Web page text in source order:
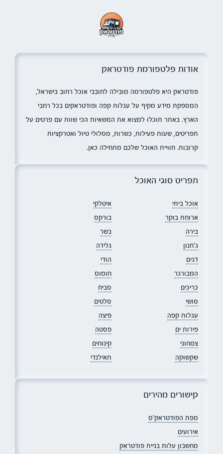
אודות פלטפורמת פודטראק
פודטראק היא פלטפורמה מובילה לחובבי אוכל רחוב בישראל,
המספקת מידע מקיף על עגלות קפה ופודטראקים בכל רחבי
הארץ. באתר תוכלו למצוא את המשאיות הכי שוות עם פרטים על
תפריטים, שעות פעילות, כשרות, מסלולי טיול ואטרקציות
קרובות. חוויית האוכל שלכם מתחילה כאן.
תפריט סוגי האוכל
אוכל ביתי
איטלקי
ארוחת בוקר
בורקס
בירה
בשר
ג׳חנון
גלידה
דגים
הודי
המבורגר
חומוס
כריכים
סביח
סושי
סלטים
עגלות קפה
פיצה
פירות ים
פסטה
צמחוני
קינוחים
שקשוקה
תאילנדי
קישורים מהירים
מפת הפודטראק׳ס
אירועים
מחשבון עלות בניית פודטראק